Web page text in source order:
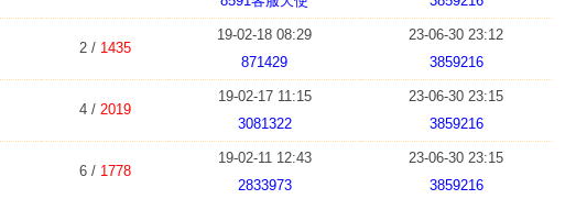
2 / 1435
19-02-18 08:29
871429
23-06-30 23:12
3859216
4 / 2019
19-02-17 11:15
3081322
23-06-30 23:15
3859216
6 / 1778
19-02-11 12:43
2833973
23-06-30 23:15
3859216